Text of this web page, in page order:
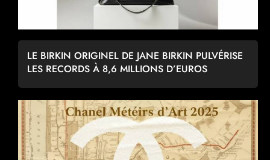
LE BIRKIN ORIGINEL DE JANE BIRKIN PULVÉRISE
LES RECORDS À 8,6 MILLIONS D’EUROS